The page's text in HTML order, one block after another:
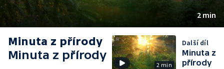
2 min
Minuta z přírody
Minuta z přírody
2 min
Další díl
Minuta z
přírody